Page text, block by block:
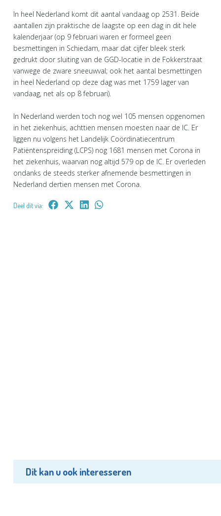
In heel Nederland komt dit aantal vandaag op 2531. Beide
aantallen zijn praktische de laagste op een dag in dit hele
kalenderjaar (op 9 februari waren er formeel geen
besmettingen in Schiedam, maar dat cijfer bleek sterk
gedrukt door sluiting van de GGD-locatie in de Fokkerstraat
vanwege de zware sneeuwval; ook het aantal besmettingen
in heel Nederland op deze dag was met 1759 lager van
vandaag, net als op 8 februari).
In Nederland werden toch nog wel 105 mensen opgenomen
in het ziekenhuis, achttien mensen moesten naar de IC. Er
liggen nu volgens het Landelijk Coördinatiecentrum
Patiëntenspreiding (LCPS) nog 1681 mensen met Corona in
het ziekenhuis, waarvan nog altijd 579 op de IC. Er overleden
ondanks de steeds sterker afnemende besmettingen in
Nederland dertien mensen met Corona.
Deel dit via:
Dit kan u ook interesseren